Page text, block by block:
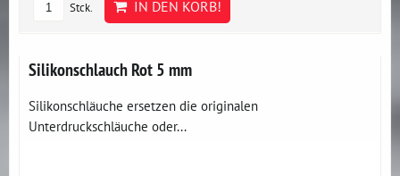
Stck. IN DEN KORB!
Silikonschlauch Rot 5 mm
Silikonschläuche ersetzen die originalen
Unterdruckschläuche oder...